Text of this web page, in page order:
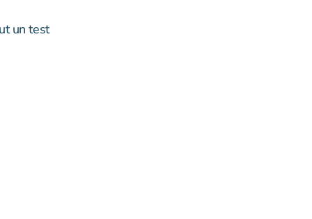
un test